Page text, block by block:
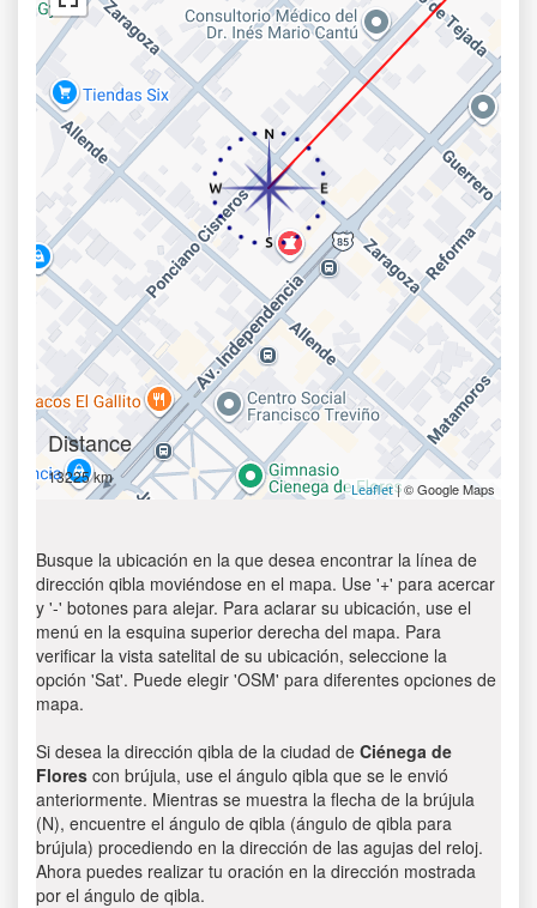
Distance
13225 km
Leaflet| © Google Maps
Busque la ubicación en la que desea encontrar la línea de
dirección qibla moviéndose en el mapa. Use '+' para acercar
y '-' botones para alejar. Para aclarar su ubicación, use el
menú en la esquina superior derecha del mapa. Para
verificar la vista satelital de su ubicación, seleccione la
opción 'Sat'. Puede elegir 'OSM' para diferentes opciones de
mapa.
Si desea la dirección qibla de la ciudad de Ciénega de
Flores con brújula, use el ángulo qibla que se le envió
anteriormente. Mientras se muestra la flecha de la brújula
(N), encuentre el ángulo de qibla (ángulo de qibla para
brújula) procediendo en la dirección de las agujas del reloj.
Ahora puedes realizar tu oración en la dirección mostrada
por el ángulo de qibla.